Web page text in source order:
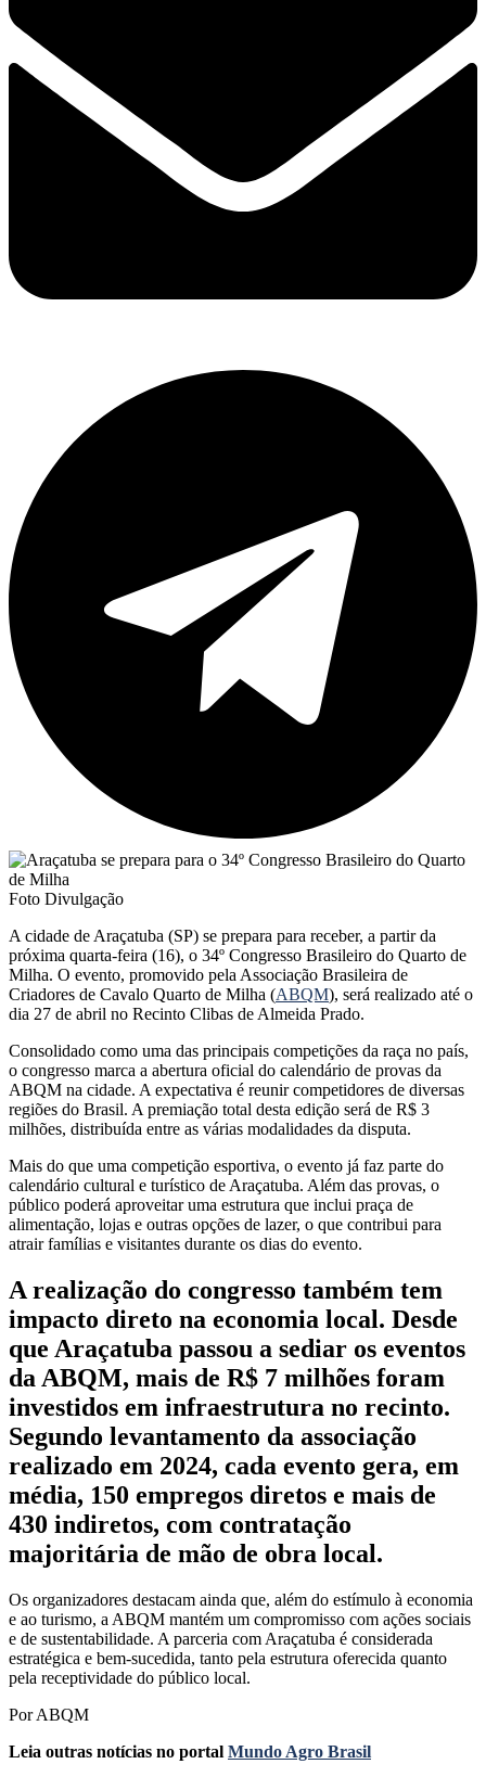
Foto Divulgação
A cidade de Araçatuba (SP) se prepara para receber, a partir da
próxima quarta-feira (16), o 34º Congresso Brasileiro do Quarto de
Milha. O evento, promovido pela Associação Brasileira de
Criadores de Cavalo Quarto de Milha (ABQM), será realizado até o
dia 27 de abril no Recinto Clibas de Almeida Prado.
Consolidado como uma das principais competições da raça no país,
o congresso marca a abertura oficial do calendário de provas da
ABQM na cidade. A expectativa é reunir competidores de diversas
regiões do Brasil. A premiação total desta edição será de R$ 3
milhões, distribuída entre as várias modalidades da disputa.
Mais do que uma competição esportiva, o evento já faz parte do
calendário cultural e turístico de Araçatuba. Além das provas, o
público poderá aproveitar uma estrutura que inclui praça de
alimentação, lojas e outras opções de lazer, o que contribui para
atrair famílias e visitantes durante os dias do evento.
A realização do congresso também tem
impacto direto na economia local. Desde
que Araçatuba passou a sediar os eventos
da ABQM, mais de R$ 7 milhões foram
investidos em infraestrutura no recinto.
Segundo levantamento da associação
realizado em 2024, cada evento gera, em
média, 150 empregos diretos e mais de
430 indiretos, com contratação
majoritária de mão de obra local.
Os organizadores destacam ainda que, além do estímulo à economia
e ao turismo, a ABQM mantém um compromisso com ações sociais
e de sustentabilidade. A parceria com Araçatuba é considerada
estratégica e bem-sucedida, tanto pela estrutura oferecida quanto
pela receptividade do público local.
Por ABQM
Leia outras notícias no portal Mundo Agro Brasil